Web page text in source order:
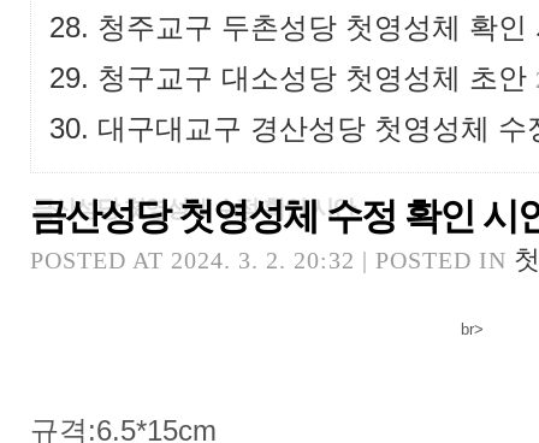
청주교구 두촌성당 첫영성체 확
청구교구 대소성당 첫영성체 초안
대구대교구 경산성당 첫영성체
금산성당 첫영성체 수정 확인 시안
금산성당 첫영성체 수정 확인 시
POSTED AT 2024. 3. 2. 20:32 | POSTED IN
br>
규격:6.5*15cm